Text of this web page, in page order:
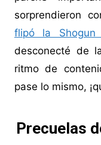
sorprendieron
flipó la Shogun
desconecté de
ritmo de
pase lo mismo,
Precuelas